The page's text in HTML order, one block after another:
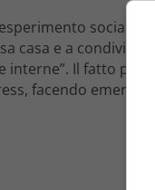
sociale,
casa e a
interne”. Il fatto poi
facendo